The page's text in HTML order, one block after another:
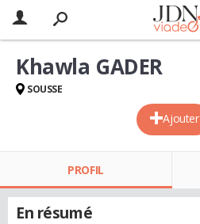
Ajouter
Khawla GADER
SOUSSE
PROFIL
En résumé